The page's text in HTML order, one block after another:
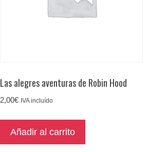
Las alegres aventuras de Robin Hood
2,00€ IVA incluído
Añadir al carrito